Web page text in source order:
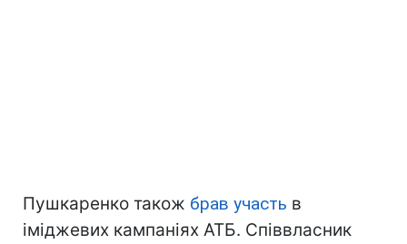
Пушкаренко також брав участь в
іміджевих кампаніях АТБ. Співвласник